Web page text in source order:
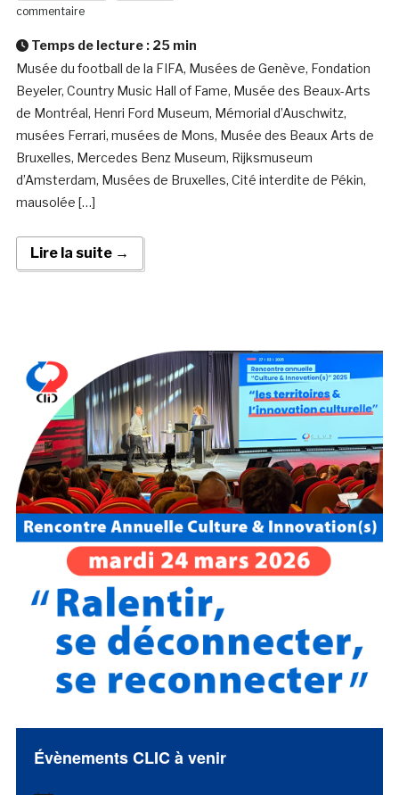
commentaire
Temps de lecture : 25 min
Musée du football de la FIFA, Musées de Genève, Fondation
Beyeler, Country Music Hall of Fame, Musée des Beaux-Arts
de Montréal, Henri Ford Museum, Mémorial d’Auschwitz,
musées Ferrari, musées de Mons, Musée des Beaux Arts de
Bruxelles, Mercedes Benz Museum, Rijksmuseum
d’Amsterdam, Musées de Bruxelles, Cité interdite de Pékin,
mausolée […]
Lire la suite →
Évènements CLIC à venir